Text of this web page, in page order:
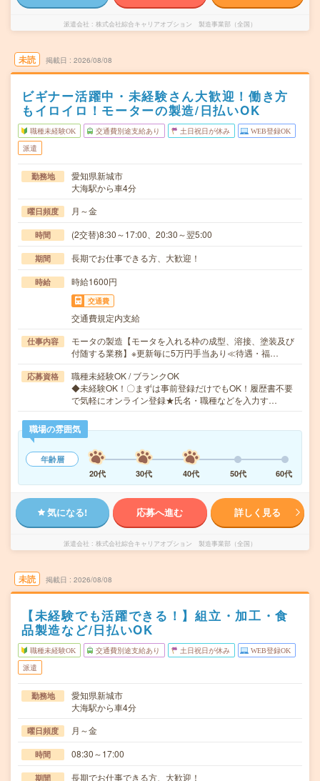
派遣会社 株式会社綜合キャリアオプション 製造事業部（全国）
未読 掲載日 2026/08/08
ビギナー活躍中・未経験さん大歓迎！働き方
もイロイロ！モーターの製造/日払いOK
職種未経験OK 交通費別途支給あり 土日祝日が休み WEB登録OK
派遣
勤務地
愛知県新城市
大海駅から車4分
曜日頻度 月～金
時間 (2交替)8:30～17:00、20:30～翌5:00
期間 長期でお仕事できる方、大歓迎！
時給 時給1600円
交通費
交通費規定内支給
仕事内容
モータの製造【モータを入れる枠の成型、溶接、塗装及び
付随する業務】※更新毎に5万円手当あり≪待遇・福…
応募資格
職種未経験OK / ブランクOK
◆未経験OK！〇まずは事前登録だけでもOK！履歴書不要
で気軽にオンライン登録★氏名・職種などを入力す…
職場の雰囲気
年齢層
20代
30代 40代 50代 60代
気になる! 応募へ進む 詳しく見る
派遣会社 株式会社綜合キャリアオプション 製造事業部（全国）
未読 掲載日 2026/08/08
【未経験でも活躍できる！】組立・加工・食
品製造など/日払いOK
職種未経験OK 交通費別途支給あり 土日祝日が休み WEB登録OK
派遣
勤務地
愛知県新城市
大海駅から車4分
曜日頻度 月～金
時間 08:30～17:00
期間 長期でお仕事できる方、大歓迎！